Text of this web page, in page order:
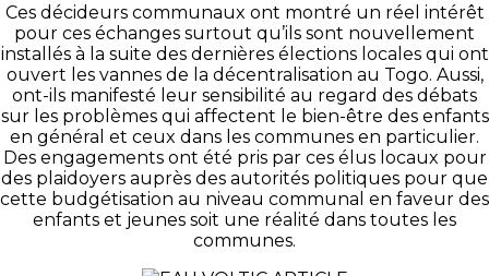
Ces décideurs communaux ont montré un réel intérêt
pour ces échanges surtout qu’ils sont nouvellement
installés à la suite des dernières élections locales qui ont
ouvert les vannes de la décentralisation au Togo. Aussi,
ont-ils manifesté leur sensibilité au regard des débats
sur les problèmes qui affectent le bien-être des enfants
en général et ceux dans les communes en particulier.
Des engagements ont été pris par ces élus locaux pour
des plaidoyers auprès des autorités politiques pour que
cette budgétisation au niveau communal en faveur des
enfants et jeunes soit une réalité dans toutes les
communes.